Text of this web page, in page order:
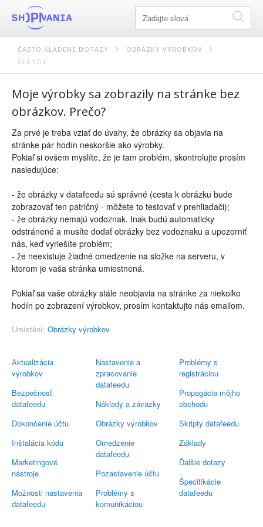
ČASTO KLADENÉ DOTAZY
OBRÁZKY VÝROBKOV
ČLÁNOK
Aktualizácia
výrobkov
Bezpečnosť
datafeedu
Dokončenie účtu
Inštalácia kódu
Marketingové
nástroje
Možnosti nastavenia
datafeedu
Nastavenie a
zpracovanie
datafeedu
Náklady a záväzky
Obrázky výrobkov
Omedzenie
datafeedu
Pozastavenie účtu
Problémy s
komunikáciou
Problémy s
registráciou
Propagácia môjho
obchodu
Skripty datafeedu
Základy
Ďalšie dotazy
Špecifikácie
datafeedu
Moje výrobky sa zobrazily na stránke bez
obrázkov. Prečo?
Za prvé je treba vziať do úvahy, že obrázky sa objavia na
stránke pár hodín neskoršie ako výrobky.
Pokiaľ si ovšem myslíte, že je tam problém, skontrolujte prosím
nasledujúce:
- že obrázky v datafeedu sú správné (cesta k obrázku bude
zobrazovať ten patričný - môžete to testovať v prehliadači);
- že obrázky nemajú vodoznak. Inak budú automaticky
odstránené a musíte dodať obrázky bez vodoznaku a upozorniť
nás, keď vyriešíte problém;
- že neexistuje žiadné omedzenie na složke na serveru, v
ktorom je vaša stránka umiestnená.
Pokiaľ sa vaše obrázky stále neobjavia na stránke za niekoľko
hodín po zobrazení výrobkov, prosím kontaktujte nás emailom.
Umístění: Obrázky výrobkov